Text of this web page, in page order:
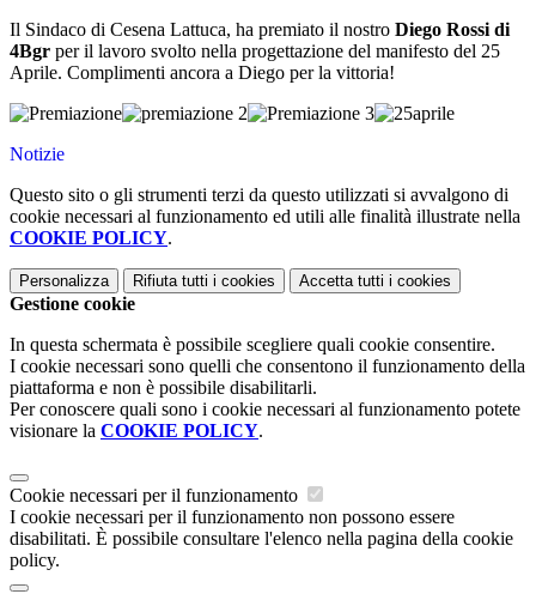
Il Sindaco di Cesena Lattuca, ha premiato il nostro Diego Rossi di
4Bgr per il lavoro svolto nella progettazione del manifesto del 25
Aprile. Complimenti ancora a Diego per la vittoria!
Notizie
Questo sito o gli strumenti terzi da questo utilizzati si avvalgono di
cookie necessari al funzionamento ed utili alle finalità illustrate nella
COOKIE POLICY.
Personalizza Rifiuta tutti i cookies Accetta tutti i cookies
Gestione cookie
In questa schermata è possibile scegliere quali cookie consentire.
I cookie necessari sono quelli che consentono il funzionamento della
piattaforma e non è possibile disabilitarli.
Per conoscere quali sono i cookie necessari al funzionamento potete
visionare la COOKIE POLICY.
Cookie necessari per il funzionamento
I cookie necessari per il funzionamento non possono essere
disabilitati. È possibile consultare l'elenco nella pagina della cookie
policy.